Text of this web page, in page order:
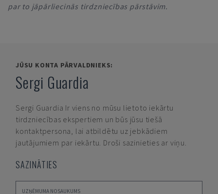
par to jāpārliecinās tirdzniecības pārstāvim.
JŪSU KONTA PĀRVALDNIEKS:
Sergi Guardia
Sergi Guardia Ir viens no mūsu lietoto iekārtu
tirdzniecības ekspertiem un būs jūsu tiešā
kontaktpersona, lai atbildētu uz jebkādiem
jautājumiem par iekārtu. Droši sazinieties ar viņu.
SAZINĀTIES